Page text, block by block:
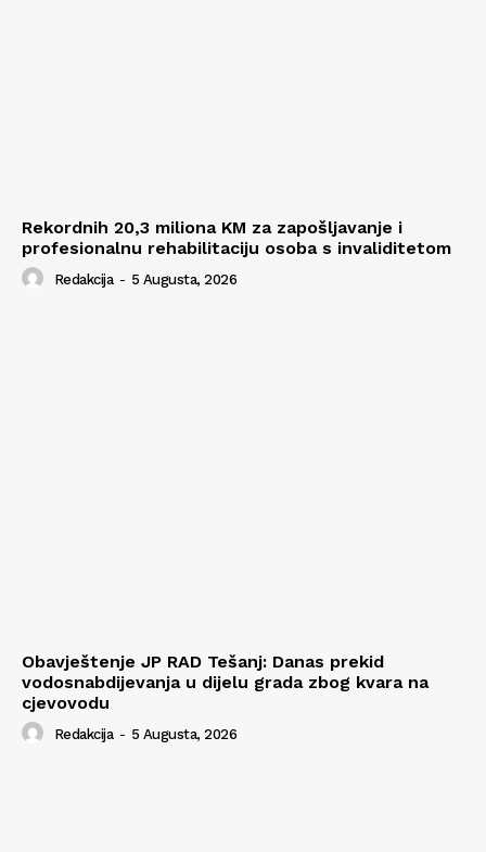
Rekordnih 20,3 miliona KM za zapošljavanje i
profesionalnu rehabilitaciju osoba s invaliditetom
Redakcija - 5 Augusta, 2026
Obavještenje JP RAD Tešanj: Danas prekid
vodosnabdijevanja u dijelu grada zbog kvara na
cjevovodu
Redakcija - 5 Augusta, 2026